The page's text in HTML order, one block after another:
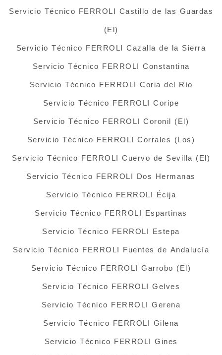
Servicio Técnico FERROLI Castillo de las Guardas
(El)
Servicio Técnico FERROLI Cazalla de la Sierra
Servicio Técnico FERROLI Constantina
Servicio Técnico FERROLI Coria del Río
Servicio Técnico FERROLI Coripe
Servicio Técnico FERROLI Coronil (El)
Servicio Técnico FERROLI Corrales (Los)
Servicio Técnico FERROLI Cuervo de Sevilla (El)
Servicio Técnico FERROLI Dos Hermanas
Servicio Técnico FERROLI Écija
Servicio Técnico FERROLI Espartinas
Servicio Técnico FERROLI Estepa
Servicio Técnico FERROLI Fuentes de Andalucía
Servicio Técnico FERROLI Garrobo (El)
Servicio Técnico FERROLI Gelves
Servicio Técnico FERROLI Gerena
Servicio Técnico FERROLI Gilena
Servicio Técnico FERROLI Gines